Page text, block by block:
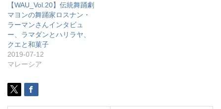
【WAU_Vol.20】伝統舞踊劇
マヨンの舞踊家ロスナン・
ラーマンさんインタビュ
ー、ラマダンとハリラヤ、
クエと和菓子
2019-07-12
マレーシア